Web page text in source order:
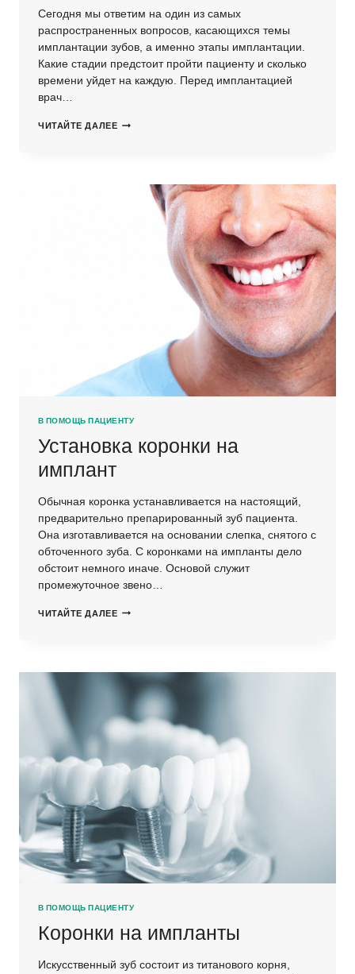
Сегодня мы ответим на один из самых
распространенных вопросов, касающихся темы
имплантации зубов, а именно этапы имплантации.
Какие стадии предстоит пройти пациенту и сколько
времени уйдет на каждую. Перед имплантацией
врач…
ЧИТАЙТЕ ДАЛЕЕ ЭТАПЫ
В ПОМОЩЬ ПАЦИЕНТУ
Установка коронки на
имплант
Обычная коронка устанавливается на настоящий,
предварительно препарированный зуб пациента.
Она изготавливается на основании слепка, снятого с
обточенного зуба. С коронками на импланты дело
обстоит немного иначе. Основой служит
промежуточное звено…
ЧИТАЙТЕ ДАЛЕЕ УСТАНОВКА
В ПОМОЩЬ ПАЦИЕНТУ
Коронки на импланты
Искусственный зуб состоит из титанового корня,